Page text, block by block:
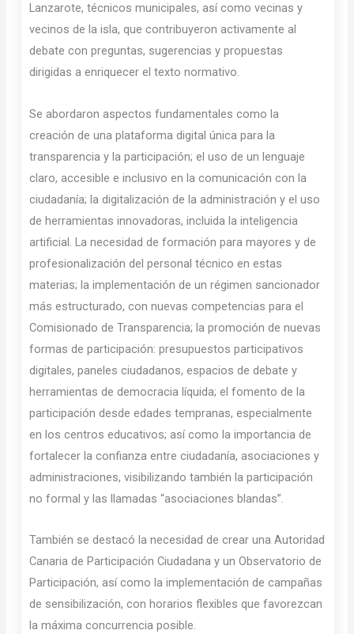
Lanzarote, técnicos municipales, así como vecinas y
vecinos de la isla, que contribuyeron activamente al
debate con preguntas, sugerencias y propuestas
dirigidas a enriquecer el texto normativo.
Se abordaron aspectos fundamentales como la
creación de una plataforma digital única para la
transparencia y la participación; el uso de un lenguaje
claro, accesible e inclusivo en la comunicación con la
ciudadanía; la digitalización de la administración y el uso
de herramientas innovadoras, incluida la inteligencia
artificial. La necesidad de formación para mayores y de
profesionalización del personal técnico en estas
materias; la implementación de un régimen sancionador
más estructurado, con nuevas competencias para el
Comisionado de Transparencia; la promoción de nuevas
formas de participación: presupuestos participativos
digitales, paneles ciudadanos, espacios de debate y
herramientas de democracia líquida; el fomento de la
participación desde edades tempranas, especialmente
en los centros educativos; así como la importancia de
fortalecer la confianza entre ciudadanía, asociaciones y
administraciones, visibilizando también la participación
no formal y las llamadas “asociaciones blandas”.
También se destacó la necesidad de crear una Autoridad
Canaria de Participación Ciudadana y un Observatorio de
Participación, así como la implementación de campañas
de sensibilización, con horarios flexibles que favorezcan
la máxima concurrencia posible.